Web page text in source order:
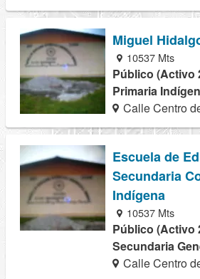
Miguel
10537 Mts
Público (Activo
Primaria
Calle Centro
Escuela de
Secundaria
Indígena
10537 Mts
Público (Activo
Secundaria
Calle Centro